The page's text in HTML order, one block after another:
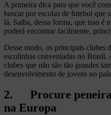
A primeira dica para que você
buscar por escolas de futebol que
lá. Saiba, dessa forma, que isso é
poderá encontrar facilmente,
Desse modo, os principais clubes
escolinhas conveniadas no Brasil.
clubes que não são tão grandes
desenvolvimento de jovens no país
2. Procure
na Europa